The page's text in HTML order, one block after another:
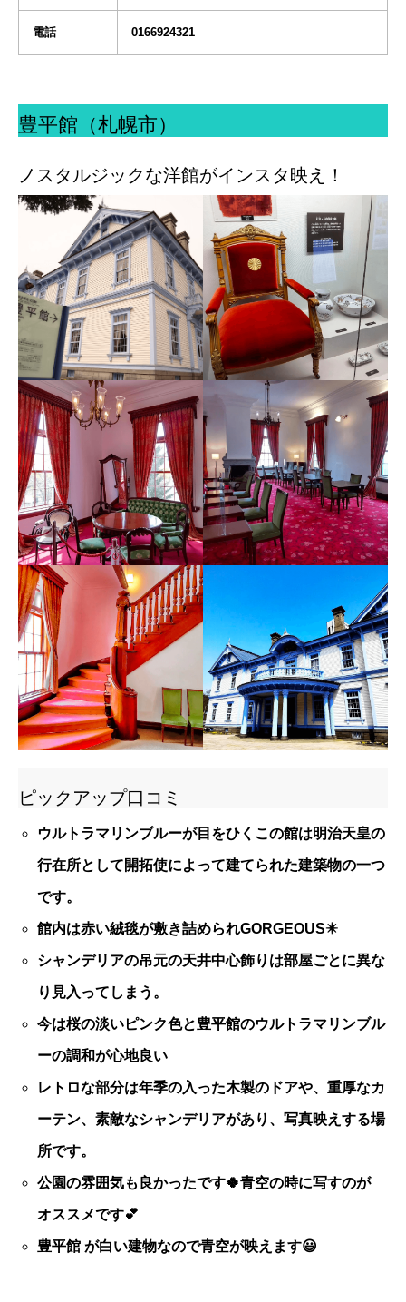
電話 0166924321
豊平館（札幌市）
ノスタルジックな洋館がインスタ映え！
ピックアップ口コミ
ウルトラマリンブルーが目をひくこの館は明治天皇の
行在所として開拓使によって建てられた建築物の一つ
です。
館内は赤い絨毯が敷き詰められGORGEOUS✴️
シャンデリアの吊元の天井中心飾りは部屋ごとに異な
り見入ってしまう。
今は桜の淡いピンク色と豊平館のウルトラマリンブル
ーの調和が心地良い
レトロな部分は年季の入った木製のドアや、重厚なカ
ーテン、素敵なシャンデリアがあり、写真映えする場
所です。
公園の雰囲気も良かったです🍀青空の時に写すのが
オススメです💕
豊平館 が白い建物なので青空が映えます😃